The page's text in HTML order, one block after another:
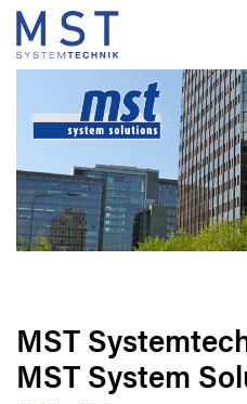
MST
MST System